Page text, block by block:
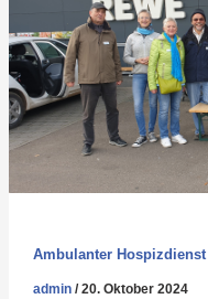
Ambulanter Hospizdienst
admin /20. Oktober 2024